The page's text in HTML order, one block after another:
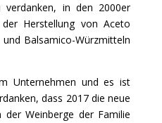
in den 2000er
Herstellung von Aceto
Balsamico-Würzmitteln
Unternehmen und es ist
dass 2017 die neue
Weinberge der Familie